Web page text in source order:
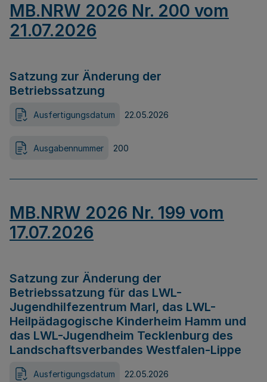
MB.NRW 2026 Nr. 200 vom
21.07.2026
Satzung zur Änderung der
Betriebssatzung
Ausfertigungsdatum 22.05.2026
Ausgabennummer 200
MB.NRW 2026 Nr. 199 vom
17.07.2026
Satzung zur Änderung der
Betriebssatzung für das LWL-
Jugendhilfezentrum Marl, das LWL-
Heilpädagogische Kinderheim Hamm und
das LWL-Jugendheim Tecklenburg des
Landschaftsverbandes Westfalen-Lippe
Ausfertigungsdatum 22.05.2026